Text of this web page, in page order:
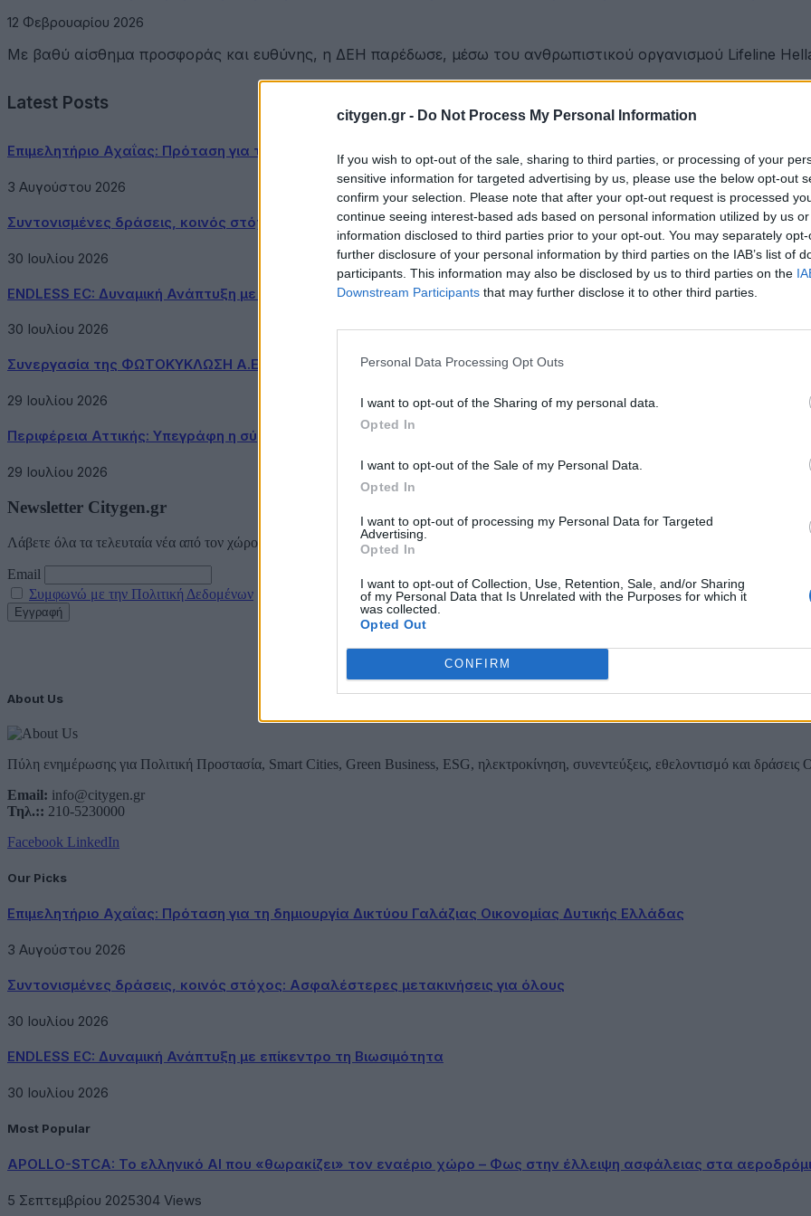
citygen.gr - Do Not Process My Personal Information
If you wish to opt-out of the sale, sharing to third parties, or processing of your
sensitive information for targeted advertising by us, please use the below opt-out
confirm your selection. Please note that after your opt-out request is processed
continue seeing interest-based ads based on personal information utilized by us
information disclosed to third parties prior to your opt-out. You may separately
further disclosure of your personal information by third parties on the IAB’s list of
participants. This information may also be disclosed by us to third parties on the
Downstream Participants that may further disclose it to other third parties.
Personal Data Processing Opt Outs
I want to opt-out of the Sharing of my personal data.
Opted In
I want to opt-out of the Sale of my Personal Data.
Opted In
I want to opt-out of processing my Personal Data for Targeted
Advertising.
Opted In
I want to opt-out of Collection, Use, Retention, Sale, and/or Sharing
of my Personal Data that Is Unrelated with the Purposes for which it
was collected.
Opted Out
CONFIRM
12 Φεβρουαρίου 2026
Με βαθύ αίσθημα προσφοράς και ευθύνης, η ΔΕΗ παρέδωσε, μέσω του ανθρωπιστικού οργανισμού Lifeline
Latest Posts
Επιμελητήριο Αχαΐας: Πρόταση για τη δημιουργία Δικτύου Γαλάζιας Οικονομίας Δυτικής Ελλάδας
3 Αυγούστου 2026
Συντονισμένες δράσεις, κοινός στόχος: Ασφαλέστερες μετακινήσεις για όλους
30 Ιουλίου 2026
ENDLESS EC: Δυναμική Ανάπτυξη με επίκεντρο τη Βιωσιμότητα
30 Ιουλίου 2026
Συνεργασία της ΦΩΤΟΚΥΚΛΩΣΗ Α.Ε. με τον Δήμο Μεγαρέων
29 Ιουλίου 2026
Περιφέρεια Αττικής: Υπεγράφη η σύμβαση κατασκευής του εσωτερικού δικτύου αποχέτευσης Παιανίας
29 Ιουλίου 2026
Newsletter Citygen.gr
Λάβετε όλα τα τελευταία νέα από τον χώρο της Πολιτικής Προστασίας, του ESG, του Green Business και των ΟΤΑ
Email
Συμφωνώ με την Πολιτική Δεδομένων
About Us
Πύλη ενημέρωσης για Πολιτική Προστασία, Smart Cities, Green Business, ESG, ηλεκτροκίνηση, συνεντεύξεις, εθελοντισμό και
Email: info@citygen.gr
Τηλ.:: 210-5230000
Facebook LinkedIn
Our Picks
Επιμελητήριο Αχαΐας: Πρόταση για τη δημιουργία Δικτύου Γαλάζιας Οικονομίας Δυτικής Ελλάδας
3 Αυγούστου 2026
Συντονισμένες δράσεις, κοινός στόχος: Ασφαλέστερες μετακινήσεις για όλους
30 Ιουλίου 2026
ENDLESS EC: Δυναμική Ανάπτυξη με επίκεντρο τη Βιωσιμότητα
30 Ιουλίου 2026
Most Popular
APOLLO-STCA: Το ελληνικό AI που «θωρακίζει» τον εναέριο χώρο – Φως στην έλλειψη ασφάλειας στα
5 Σεπτεμβρίου 2025304 Views